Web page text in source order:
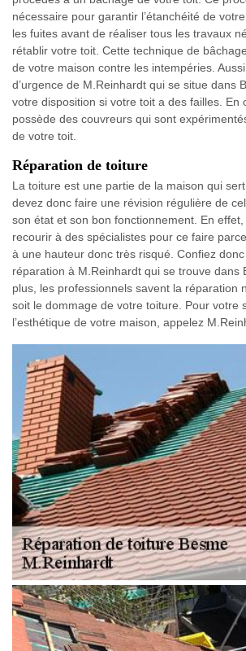
nécessaire pour garantir l’étanchéité de
les fuites avant de réaliser tous les travaux
rétablir votre toit. Cette technique de
de votre maison contre les intempéries.
d’urgence de M.Reinhardt qui se situe dans
votre disposition si votre toit a des failles. En
possède des couvreurs qui sont
de votre toit.
Réparation de toiture
La toiture est une partie de la maison qui
devez donc faire une révision régulière de
son état et son bon fonctionnement. En
recourir à des spécialistes pour ce faire
à une hauteur donc très risqué. Confiez
réparation à M.Reinhardt qui se trouve dans
plus, les professionnels savent la réparation
soit le dommage de votre toiture. Pour votre
l’esthétique de votre maison, appelez